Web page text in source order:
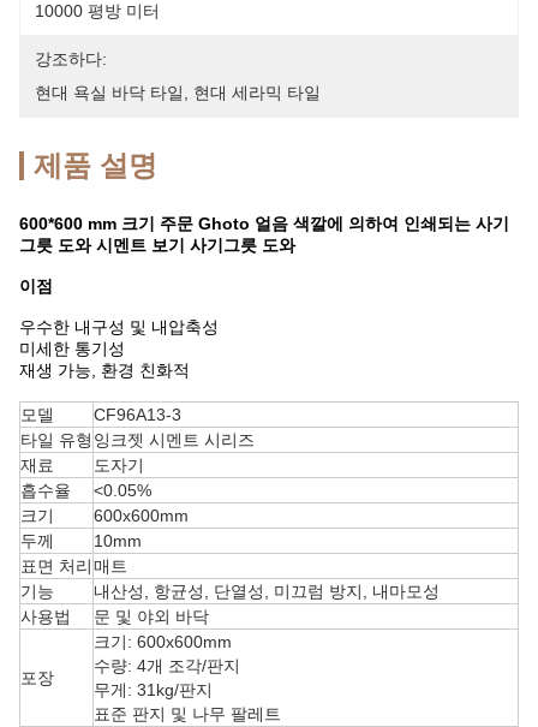
10000 평방 미터
강조하다:
현대 욕실 바닥 타일
현대 세라믹 타일
제품 설명
600*600 mm 크기 주문 Ghoto 얼음 색깔에 의하여 인쇄되는 사기
그릇 도와 시멘트 보기 사기그릇 도와
이점
우수한 내구성 및 내압축성
미세한 통기성
재생 가능, 환경 친화적
모델
CF96A13-3
타일 ​​유형 잉크젯 시멘트 시리즈
재료
도자기
흡수율
<0.05%
크기
600x600mm
두께
10mm
표면 처리매트
기능
내산성, 항균성, 단열성, 미끄럼 방지, 내마모성
사용법
문 및 야외 바닥
포장
크기: 600x600mm
수량: 4개 조각/판지
무게: 31kg/판지
표준 판지 및 나무 팔레트